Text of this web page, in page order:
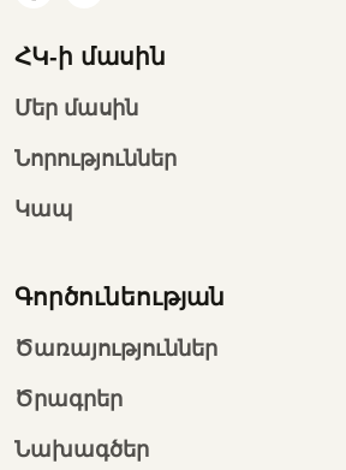
ՀԿ-ի մասին
Մեր մասին
Նորություններ
Կապ
Գործունեության
Ծառայություններ
Ծրագրեր
Նախագծեր